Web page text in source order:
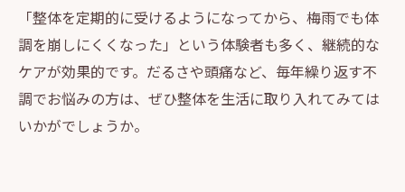
「整体を定期的に受けるようになってから、梅雨でも体
調を崩しにくくなった」という体験者も多く、継続的な
ケアが効果的です。だるさや頭痛など、毎年繰り返す不
調でお悩みの方は、ぜひ整体を生活に取り入れてみては
いかがでしょうか。